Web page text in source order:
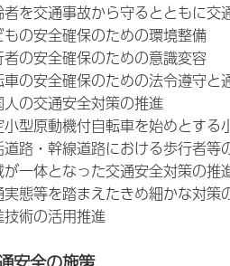
交通事故から守るとともに交
安全確保のための環境整備
安全確保のための意識変容
安全確保のための法令遵守と
の交通安全対策の推進
原動機付自転車を始めとする
・幹線道路における歩行者等
体となった交通安全対策の推
等を踏まえたきめ細かな対策
術の活用推進